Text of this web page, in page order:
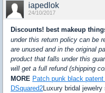
iapedlok
24/10/2017
Discounts! best makeup
under this return policy can be
are unused and in the original
product that falls under this
will get a full refund (shipping
MORE Patch punk black
DSquared2Luxury bridal